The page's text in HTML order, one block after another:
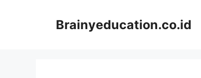
Brainyeducation.co.id